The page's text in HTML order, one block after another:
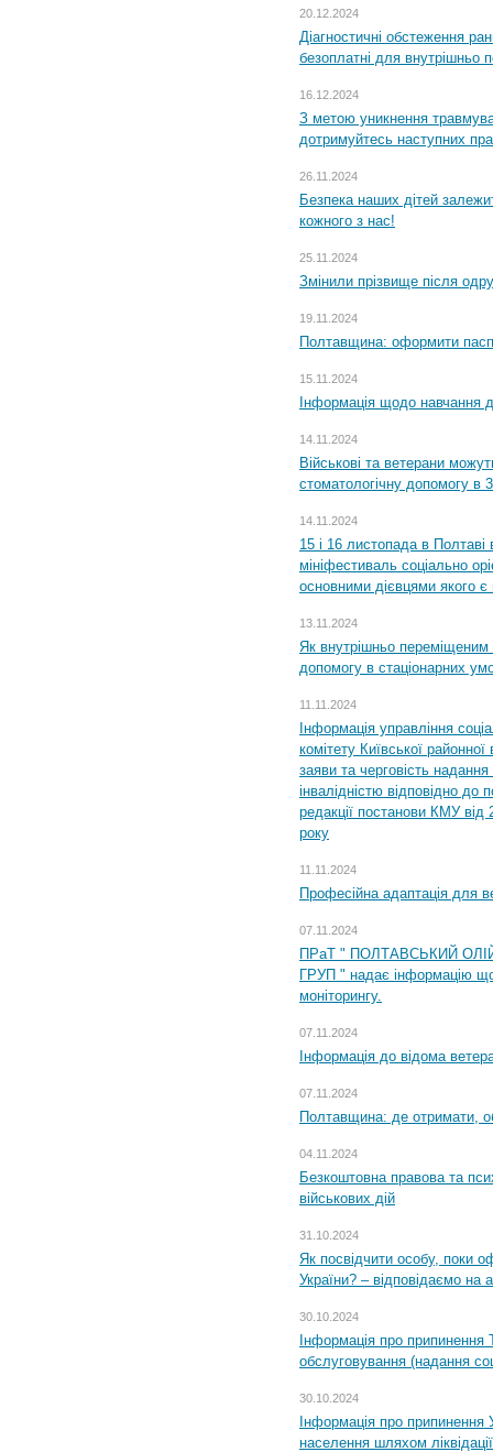
20.12.2024
Діагностичні обстеження
безоплатні для внутрішньо
16.12.2024
З метою уникнення
дотримуйтесь наступних
26.11.2024
Безпека наших дітей
кожного з нас!
25.11.2024
Змінили прізвище після
19.11.2024
Полтавщина: оформити
15.11.2024
Інформація щодо навчання
14.11.2024
Військові та ветерани
стоматологічну допомогу в
14.11.2024
15 і 16 листопада в
мініфестиваль соціально
основними дієвцями якого є
13.11.2024
Як внутрішньо переміщеним
допомогу в стаціонарних
11.11.2024
Інформація управління
комітету Київської
заяви та черговість надання
інвалідністю відповідно
редакції постанови КМУ
року
11.11.2024
Професійна адаптація для
07.11.2024
ПРаТ " ПОЛТАВСЬКИЙ
ГРУП " надає інформацію
моніторингу.
07.11.2024
Інформація до відома
07.11.2024
Полтавщина: де отримати,
04.11.2024
Безкоштовна правова та
військових дій
31.10.2024
Як посвідчити особу, поки
України? – відповідаємо на
30.10.2024
Інформація про припинення
обслуговування (надання
30.10.2024
Інформація про припинення
населення шляхом ліквідації